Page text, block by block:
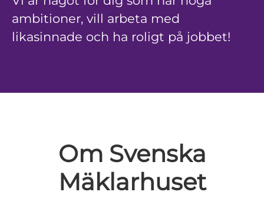
ambitioner, vill arbeta med
likasinnade och ha roligt på jobbet!
Om Svenska
Mäklarhuset